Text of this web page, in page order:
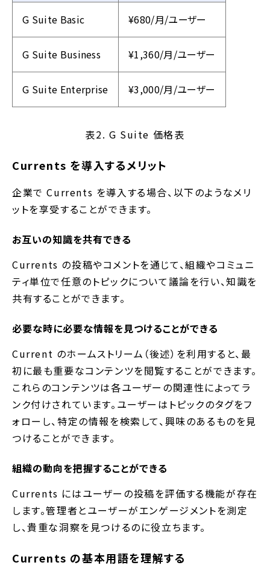
G Suite Basic ¥680/月/ユーザー
G Suite Business ¥1,360/月/ユーザー
G Suite Enterprise ¥3,000/月/ユーザー
表2. G Suite 価格表
Currents を導入するメリット
企業で Currents を導入する場合、以下のようなメリ
ットを享受することができます。
お互いの知識を共有できる
Currents の投稿やコメントを通じて、組織やコミュニ
ティ単位で任意のトピックについて議論を行い、知識を
共有することができます。
必要な時に必要な情報を見つけることができる
Current のホームストリーム（後述）を利用すると、最
初に最も重要なコンテンツを閲覧することができます。
これらのコンテンツは各ユーザーの関連性によってラ
ンク付けされています。ユーザーはトピックのタグをフ
ォローし、特定の情報を検索して、興味のあるものを見
つけることができます。
組織の動向を把握することができる
Currents にはユーザーの投稿を評価する機能が存在
します。管理者とユーザーがエンゲージメントを測定
し、貴重な洞察を見つけるのに役立ちます。
Currents の基本用語を理解する